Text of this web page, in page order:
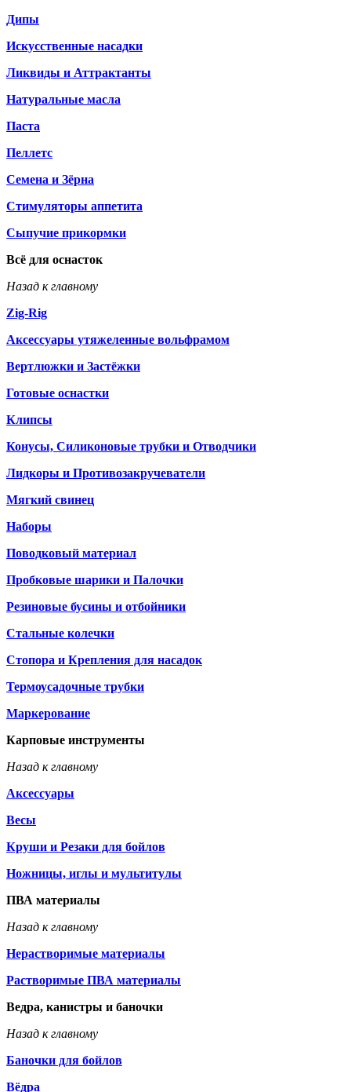
Дипы
Искусственные насадки
Ликвиды и Аттрактанты
Натуральные масла
Паста
Пеллетс
Семена и Зёрна
Стимуляторы аппетита
Сыпучие прикормки
Всё для оснасток
Назад к главному
Zig-Rig
Аксессуары утяжеленные вольфрамом
Вертлюжки и Застёжки
Готовые оснастки
Клипсы
Конусы, Силиконовые трубки и Отводчики
Лидкоры и Противозакручеватели
Мягкий свинец
Наборы
Поводковый материал
Пробковые шарики и Палочки
Резиновые бусины и отбойники
Стальные колечки
Стопора и Крепления для насадок
Термоусадочные трубки
Маркерование
Карповые инструменты
Назад к главному
Аксессуары
Весы
Круши и Резаки для бойлов
Ножницы, иглы и мультитулы
ПВА материалы
Назад к главному
Нерастворимые материалы
Растворимые ПВА материалы
Ведра, канистры и баночки
Назад к главному
Баночки для бойлов
Вёдра